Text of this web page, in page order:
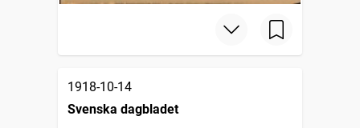
1918-10-14
Svenska dagbladet